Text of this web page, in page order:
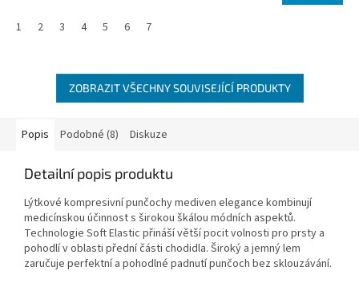
1 2 3 4 5 6 7
ZOBRAZIT VŠECHNY SOUVISEJÍCÍ PRODUKTY
Popis Podobné (8) Diskuze
Detailní popis produktu
Lýtkové kompresivní punčochy mediven elegance kombinují
medicínskou účinnost s širokou škálou módních aspektů.
Technologie Soft Elastic přináší větší pocit volnosti pro prsty a
pohodlí v oblasti přední části chodidla. Široký a jemný lem
zaručuje perfektní a pohodlné padnutí punčoch bez sklouzávání.